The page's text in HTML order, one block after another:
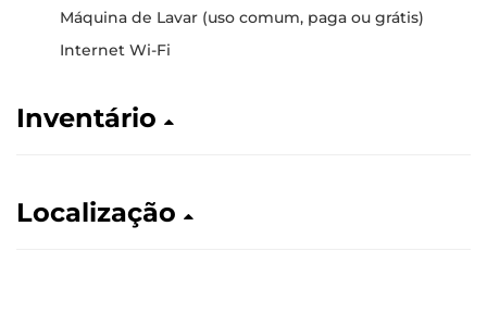
Máquina de Lavar (uso comum, paga ou grátis)
Internet Wi-Fi
Inventário
Localização